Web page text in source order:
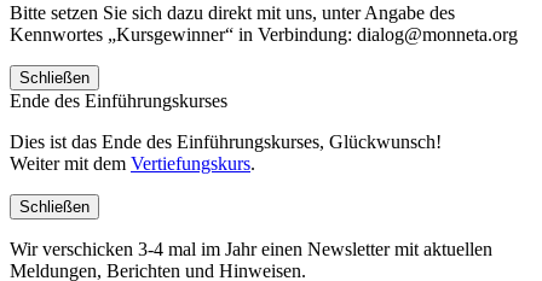
Bitte setzen Sie sich dazu direkt mit uns, unter Angabe des
Kennwortes „Kursgewinner“ in Verbindung: dialog@monneta.org
Schließen
Ende des Einführungskurses
Dies ist das Ende des Einführungskurses, Glückwunsch!
Weiter mit dem Vertiefungskurs.
Schließen
Wir verschicken 3-4 mal im Jahr einen Newsletter mit aktuellen
Meldungen, Berichten und Hinweisen.